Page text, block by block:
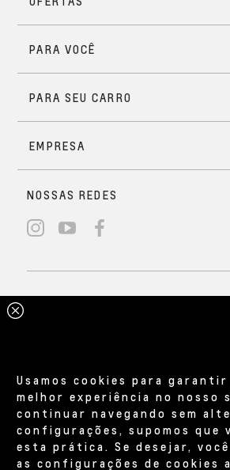
Usamos cookies para garantir
melhor experiência no nosso
continuar navegando sem
configurações, supomos que
esta prática. Se desejar,
as configurações de cookies